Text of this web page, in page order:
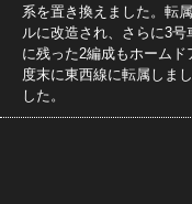
系を置き換えました。転
ルに改造され、さらに3
に残った2編成もホーム
度末に東西線に転属しま
した。